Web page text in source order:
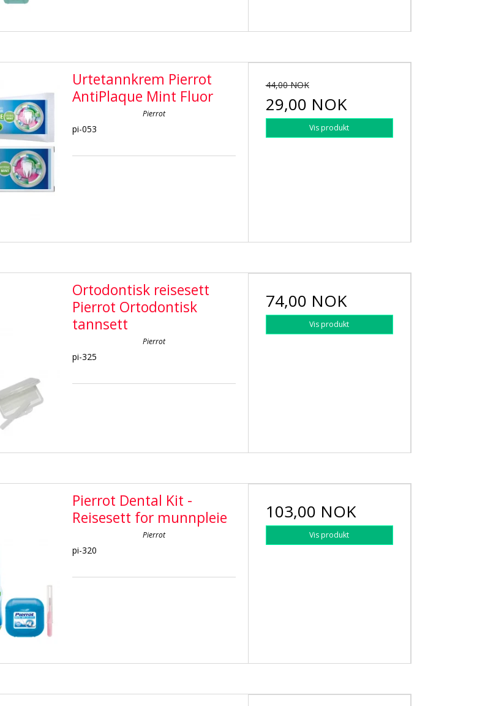
Urtetannkrem Pierrot
AntiPlaque Mint Fluor
Pierrot
pi-053
44,00 NOK
29,00 NOK
Vis produkt
Ortodontisk reisesett
Pierrot Ortodontisk
tannsett
Pierrot
pi-325
74,00 NOK
Vis produkt
Pierrot Dental Kit -
Reisesett for munnpleie
Pierrot
pi-320
103,00 NOK
Vis produkt